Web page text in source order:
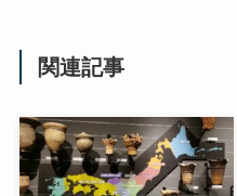
関連記事